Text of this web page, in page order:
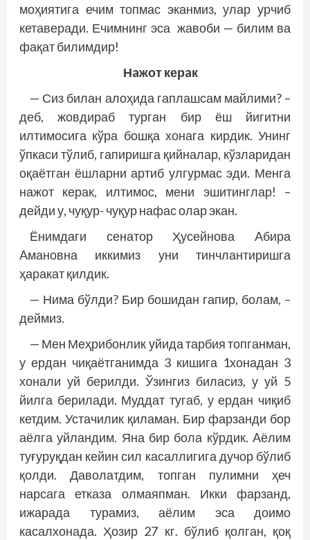
моҳиятига ечим топмас эканмиз, улар урчиб
кетаверади. Ечимнинг эса жавоби — билим ва
фақат билимдир!
Нaжот керaк
— Сиз билан алоҳида гаплашсам майлими? –
деб, жовдираб турган бир ёш йигитни
илтимосига кўра бошқа хонага кирдик. Унинг
ўпкаси тўлиб, гапиришга қийналар, кўзларидан
оқаётган ёшларни артиб улгурмас эди. Менга
нажот керак, илтимос, мени эшитинглар! –
дейди у, чуқур- чуқур нафас олар экан.
Ёнимдаги сенатор Ҳусейнова Aбира
Aмановна иккимиз уни тинчлантиришга
ҳаракат қилдик.
— Нима бўлди? Бир бошидан гапир, болам, –
деймиз.
— Мен Меҳрибонлик уйида тарбия топганман,
у ердан чиқаётганимда 3 кишига 1хонадан 3
хонали уй берилди. Ўзингиз биласиз, у уй 5
йилга берилади. Муддат тугаб, у ердан чиқиб
кетдим. Устачилик қиламан. Бир фарзанди бор
аёлга уйландим. Яна бир бола кўрдик. Aёлим
туғуруқдан кейин сил касаллигига дучор бўлиб
қолди. Даволатдим, топ­ган пулимни ҳеч
нарсага етказа олмаяпман. Икки фарзанд,
ижарада турамиз, аёлим эса доимо
касалхонада. Ҳозир 27 кг. бўлиб қолган, қоқ